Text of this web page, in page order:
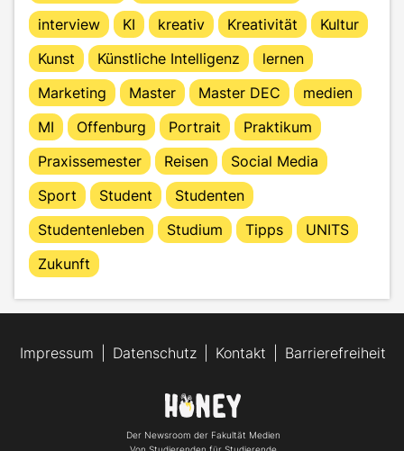
interview
KI kreativ Kreativität
Kultur
Kunst
Künstliche Intelligenz
lernen
Marketing
Master Master DEC
medien
MI
Offenburg Portrait
Praktikum
Praxissemester
Reisen
Social Media
Sport
Student
Studenten
Studentenleben
Studium Tipps
UNITS
Zukunft
Der Newsroom der Fakultät Medien
Impressum Datenschutz Kontakt Barrierefreiheit